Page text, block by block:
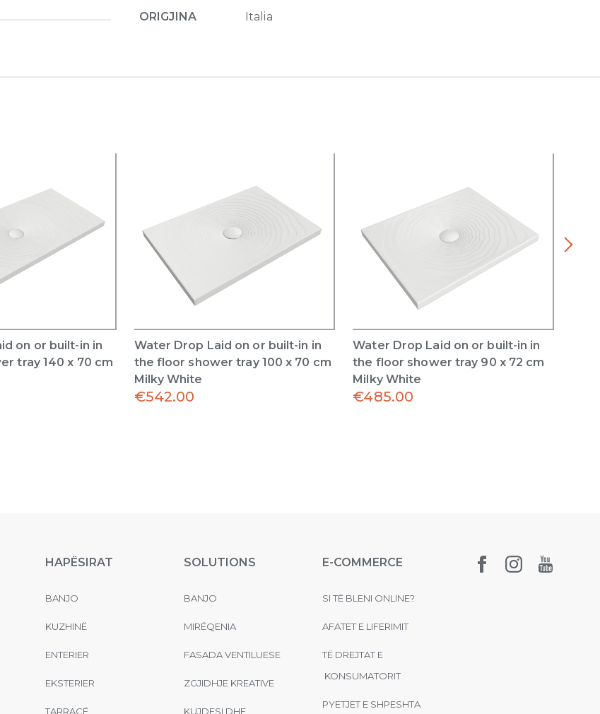
quantity
ORIGJINA
Italia
on or built-in in
tray 140 x 70 cm
Water Drop Laid on or built-in in
the floor shower tray 100 x 70 cm
Milky White
€542.00
Water Drop Laid on or built-in in
the floor shower tray 90 x 72 cm
Milky White
€485.00
HAPËSIRAT
BANJO
KUZHINË
ENTERIER
EKSTERIER
TARRACË
SOLUTIONS
BANJO
MIRËQENIA
FASADA VENTILUESE
ZGJIDHJE KREATIVE
KUJDESI DHE
E-COMMERCE
SI TË BLENI ONLINE?
AFATET E LIFERIMIT
TË DREJTAT E
KONSUMATORIT
PYETJET E SHPESHTA